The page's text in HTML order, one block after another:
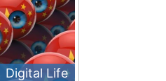
Digital Life